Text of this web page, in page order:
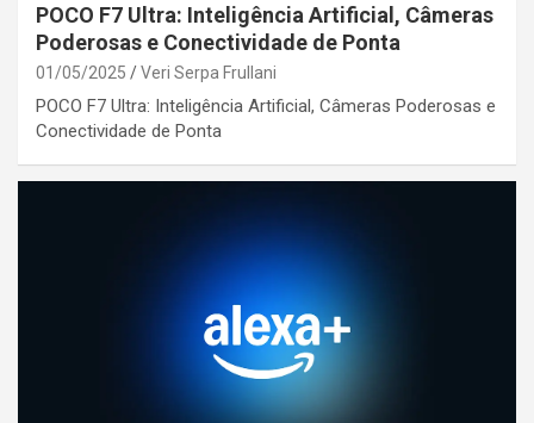
POCO F7 Ultra: Inteligência Artificial, Câmeras
Poderosas e Conectividade de Ponta
01/05/2025 Veri Serpa Frullani
POCO F7 Ultra: Inteligência Artificial, Câmeras Poderosas e
Conectividade de Ponta